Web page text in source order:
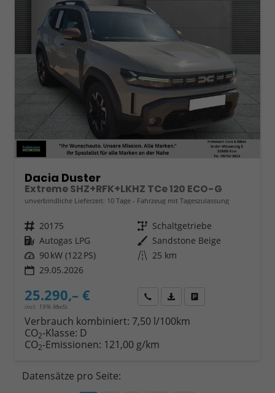
Dacia Duster
Extreme SHZ+RFK+LKHZ TCe 120 ECO-G
unverbindliche Lieferzeit: 10 Tage Fahrzeug mit Tageszulassung
Fahrzeugnr. 20175 Getriebe Schaltgetriebe
Kraftstoff Autogas LPG Außenfarbe Sandstone Beige
Leistung 90 kW (122 PS) Kilometerstand 25 km
29.05.2026
25.290,– €
incl. 19% MwSt.
Wir rufen Sie anFahrzeugexposé (PDF)
Verbrauch kombiniert: 7,50 l/100km
CO2-Klasse: D
CO2-Emissionen: 121,00 g/km
Datensätze pro Seite: